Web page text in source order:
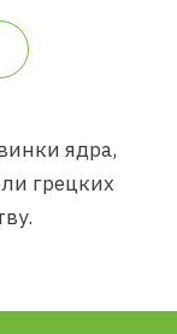
ядра,
грецких